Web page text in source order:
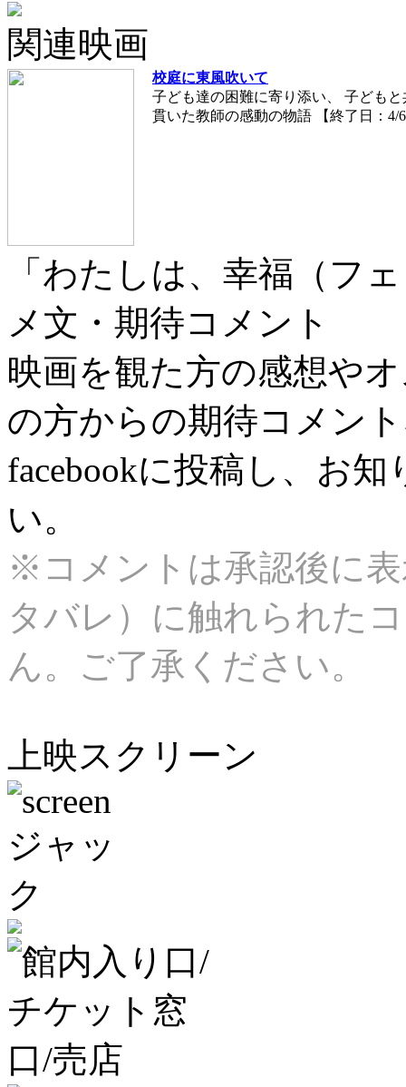
関連映画
校庭に東風吹いて
子ども達の困難に寄り添い、 子ども
貫いた教師の感動の物語 【終了日：
「わたしは、幸福（フ
メ文・期待コメント
映画を観た方の感想や
の方からの期待コメン
facebookに投稿し、お
い。
※コメントは承認後に
タバレ）に触れられた
ん。ご了承ください。
上映スクリーン